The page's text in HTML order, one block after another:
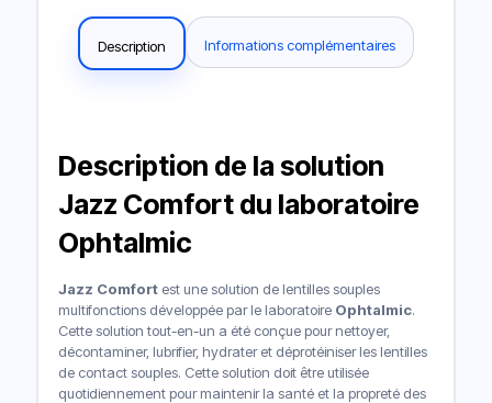
Description Informations complémentaires
Description de la solution
Jazz Comfort du laboratoire
Ophtalmic
Jazz Comfortest une solution de lentilles souples
multifonctions développée par le laboratoire Ophtalmic.
Cette solution tout-en-un a été conçue pour nettoyer,
décontaminer, lubrifier, hydrater et déprotéiniser les lentilles
de contact souples. Cette solution doit être utilisée
quotidiennement pour maintenir la santé et la propreté des